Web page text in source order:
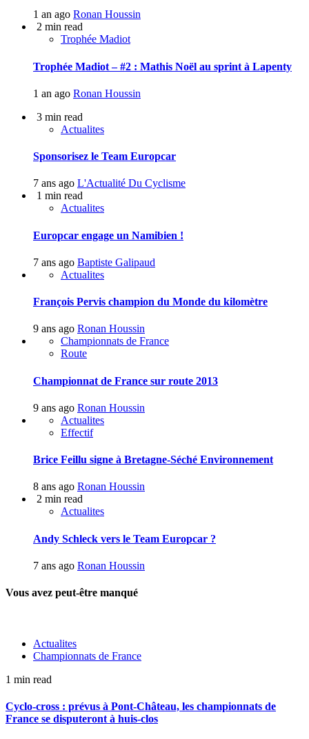
1 an ago Ronan Houssin
2 min read
Trophée Madiot
Trophée Madiot – #2 : Mathis Noël au sprint à Lapenty
1 an ago Ronan Houssin
3 min read
Actualites
Sponsorisez le Team Europcar
7 ans ago L'Actualité Du Cyclisme
1 min read
Actualites
Europcar engage un Namibien !
7 ans ago Baptiste Galipaud
Actualites
François Pervis champion du Monde du kilomètre
9 ans ago Ronan Houssin
Championnats de France
Route
Championnat de France sur route 2013
9 ans ago Ronan Houssin
Actualites
Effectif
Brice Feillu signe à Bretagne-Séché Environnement
8 ans ago Ronan Houssin
2 min read
Actualites
Andy Schleck vers le Team Europcar ?
7 ans ago Ronan Houssin
Vous avez peut-être manqué
Actualites
Championnats de France
1 min read
Cyclo-cross : prévus à Pont-Château, les championnats de
France se disputeront à huis-clos